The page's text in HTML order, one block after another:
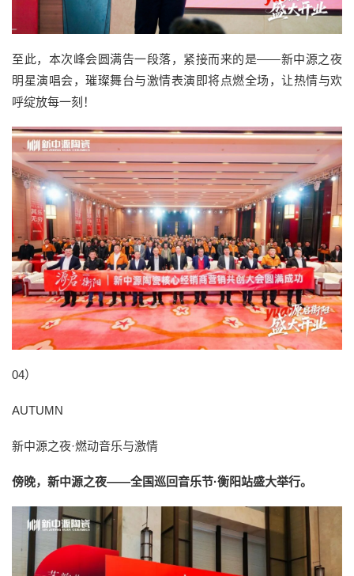
至此，本次峰会圆满告一段落，紧接而来的是——新中源之夜
明星演唱会，璀璨舞台与激情表演即将点燃全场，让热情与欢
呼绽放每一刻！
04）
AUTUMN
新中源之夜·燃动音乐与激情
傍晚，新中源之夜——全国巡回音乐节·衡阳站盛大举行。